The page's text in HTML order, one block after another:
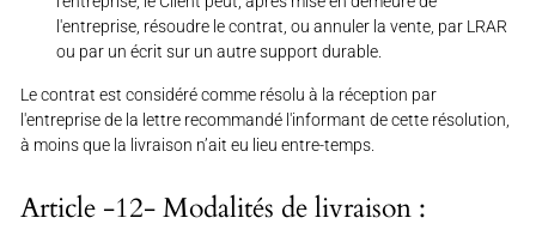
l'entreprise, résoudre le contrat, ou annuler la vente, par LRAR
ou par un écrit sur un autre support durable.
Le contrat est considéré comme résolu à la réception par
l'entreprise de la lettre recommandé l'informant de cette résolution,
à moins que la livraison n’ait eu lieu entre-temps.
Article -12- Modalités de livraison :